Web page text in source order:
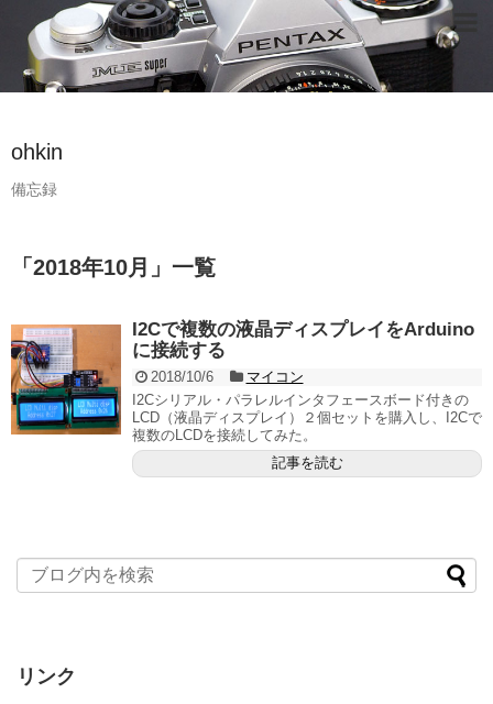
ohkin
備忘録
「 2018年10月 」 一覧
I2Cで複数の液晶ディスプレイをArduino
に接続する
2018/10/6
マイコン
I2Cシリアル・パラレルインタフェースボード付きの
LCD（液晶ディスプレイ）２個セットを購入し、I2Cで
複数のLCDを接続してみた。
記事を読む
リンク